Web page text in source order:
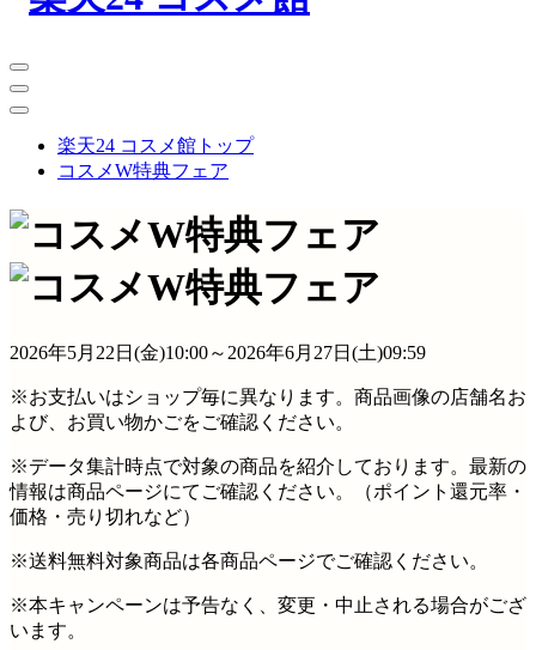
楽天24 コスメ館トップ
コスメW特典フェア
2026年5月22日(金)10:00～2026年6月27日(土)09:59
※お支払いはショップ毎に異なります。商品画像の店舗名お
よび、お買い物かごをご確認ください。
※データ集計時点で対象の商品を紹介しております。最新の
情報は商品ページにてご確認ください。（ポイント還元率・
価格・売り切れなど）
※送料無料対象商品は各商品ページでご確認ください。
※本キャンペーンは予告なく、変更・中止される場合がござ
います。